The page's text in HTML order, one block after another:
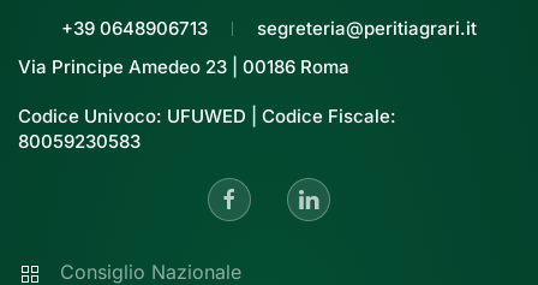
+39 0648906713
segreteria@peritiagrari.it
Via Principe Amedeo 23 | 00186 Roma
Codice Univoco: UFUWED | Codice Fiscale:
80059230583
Consiglio Nazionale